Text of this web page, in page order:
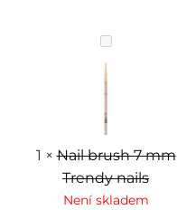
Nail
brush
7
mm
Trendy
nails
1 ×Nail brush 7 mm
Trendy nails
Není skladem